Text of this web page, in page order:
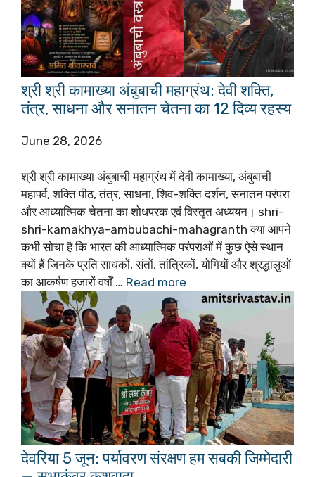
श्री श्री कामाख्या अंबुबाची महाग्रंथ: देवी शक्ति,
तंत्र, साधना और सनातन चेतना का 12 दिव्य रहस्य
June 28, 2026
श्री श्री कामाख्या अंबुबाची महाग्रंथ में देवी कामाख्या, अंबुबाची
महापर्व, शक्ति पीठ, तंत्र, साधना, शिव-शक्ति दर्शन, सनातन परंपरा
और आध्यात्मिक चेतना का शोधपरक एवं विस्तृत अध्ययन। shri-
shri-kamakhya-ambubachi-mahagranth क्या आपने
कभी सोचा है कि भारत की आध्यात्मिक परंपराओं में कुछ ऐसे स्थान
क्यों हैं जिनके प्रति साधकों, संतों, तांत्रिकों, योगियों और श्रद्धालुओं
का आकर्षण हजारों वर्षों … Read more
देवरिया 5 जून: पर्यावरण संरक्षण हम सबकी जिम्मेदारी